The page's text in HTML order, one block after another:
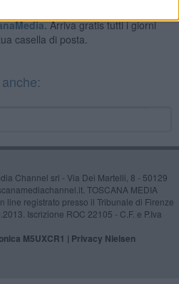
Arriva gratis tutti i giorni
casella di posta.
Channel srl - Via Dei Martelli, 8 - 50129
TOSCANA MEDIA
line registrato presso il Tribunale di Firenze
Iscrizione ROC 22105 - C.F. e P.Iva
M5UXCR1 | Privacy Nielsen